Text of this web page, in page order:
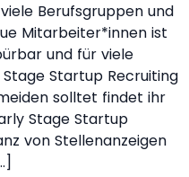
Berufsgruppen und
Mitarbeiter*innen ist
und für viele
Startup Recruiting
solltet findet ihr
Stage Startup
von Stellenanzeigen